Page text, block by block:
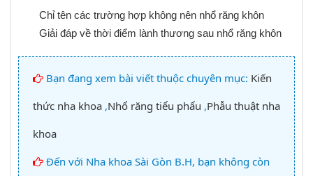
Chỉ tên các trường hợp không nên nhổ răng khôn
Giải đáp về thời điểm lành thương sau nhổ răng khôn
Bạn đang xem bài viết thuộc chuyên mục: Kiến
thức nha khoa ,Nhổ răng tiểu phẩu ,Phẫu thuật nha
khoa
Đến với Nha khoa Sài Gòn B.H, bạn không còn